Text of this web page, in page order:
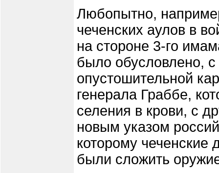
Любопытно,
чеченских аулов в
на стороне 3-го
было обусловлено,
опустошительной
генерала Граббе,
селения в крови, с
новым указом
которому чеченские
были сложить